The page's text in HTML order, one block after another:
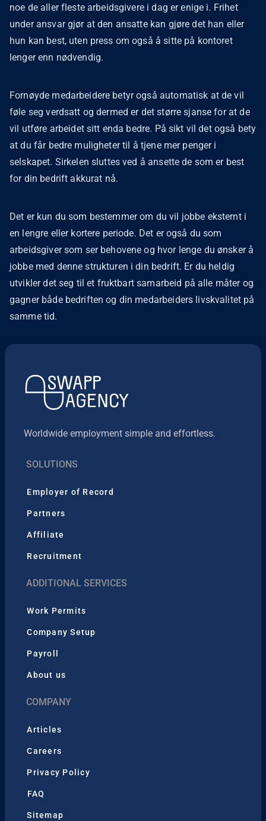
noe de aller fleste arbeidsgivere i dag er enige i. Frihet
under ansvar gjør at den ansatte kan gjøre det han eller
hun kan best, uten press om også å sitte på kontoret
lenger enn nødvendig.
Fornøyde medarbeidere betyr også automatisk at de vil
føle seg verdsatt og dermed er det større sjanse for at de
vil utføre arbeidet sitt enda bedre. På sikt vil det også bety
at du får bedre muligheter til å tjene mer penger i
selskapet. Sirkelen sluttes ved å ansette de som er best
for din bedrift akkurat nå.
Det er kun du som bestemmer om du vil jobbe eksternt i
en lengre eller kortere periode. Det er også du som
arbeidsgiver som ser behovene og hvor lenge du ønsker å
jobbe med denne strukturen i din bedrift. Er du heldig
utvikler det seg til et fruktbart samarbeid på alle måter og
gagner både bedriften og din medarbeiders livskvalitet på
samme tid.
Worldwide employment simple and effortless.
SOLUTIONS
Employer of Record
Partners
Affiliate
Recruitment
ADDITIONAL SERVICES
Work Permits
Company Setup
Payroll
About us
COMPANY
Articles
Careers
Privacy Policy
FAQ
Sitemap